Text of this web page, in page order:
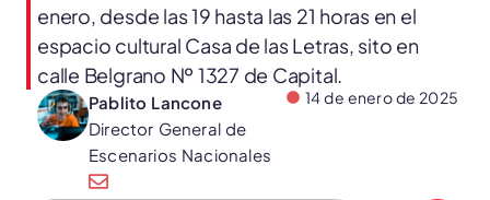
enero, desde las 19 hasta las 21 horas en el
espacio cultural Casa de las Letras, sito en
calle Belgrano Nº 1327 de Capital.
Pablito Lancone
Director General de
Escenarios Nacionales
14 de enero de 2025